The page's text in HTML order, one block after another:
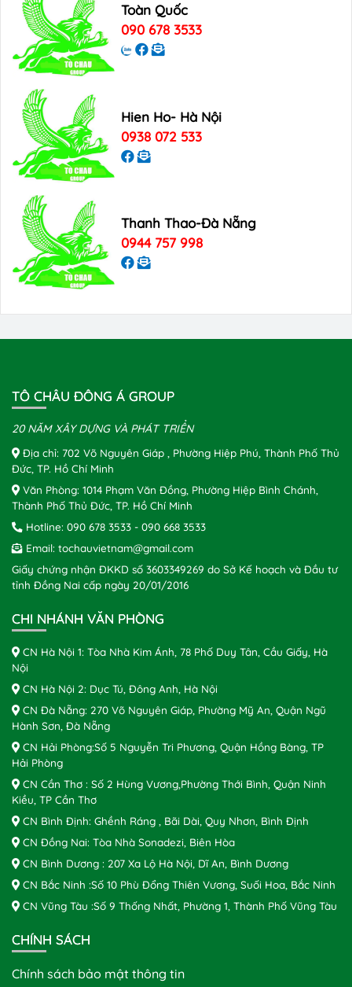
Toàn Quốc
090 678 3533
Hien Ho- Hà Nội
0938 072 533
Thanh Thao-Đà Nẵng
0944 757 998
TÔ CHÂU ĐÔNG Á GROUP
20 NĂM XÂY DỰNG VÀ PHÁT TRIỂN
Địa chỉ: 702 Võ Nguyên Giáp , Phường Hiệp Phú, Thành Phố Thủ
Đức, TP. Hồ Chí Minh
Văn Phòng: 1014 Phạm Văn Đồng, Phường Hiệp Bình Chánh,
Thành Phố Thủ Đức, TP. Hồ Chí Minh
Hotline: 090 678 3533 - 090 668 3533
Email: tochauvietnam@gmail.com
Giấy chứng nhận ĐKKD số 3603349269 do Sở Kế hoạch và Đầu tư
tỉnh Đồng Nai cấp ngày 20/01/2016
CHI NHÁNH VĂN PHÒNG
CN Hà Nội 1: Tòa Nhà Kim Ánh, 78 Phố Duy Tân, Cầu Giấy, Hà
Nội
CN Hà Nội 2: Dục Tú, Đông Anh, Hà Nội
CN Đà Nẵng: 270 Võ Nguyên Giáp, Phường Mỹ An, Quận Ngũ
Hành Sơn, Đà Nẵng
CN Hải Phòng:Số 5 Nguyễn Tri Phương, Quận Hồng Bàng, TP
Hải Phòng
CN Cần Thơ : Số 2 Hùng Vương,Phường Thới Bình, Quận Ninh
Kiều, TP Cần Thơ
CN Bình Định: Ghềnh Ráng , Bãi Dài, Quy Nhơn, Bình Định
CN Đồng Nai: Tòa Nhà Sonadezi, Biên Hòa
CN Bình Dương : 207 Xa Lộ Hà Nội, Dĩ An, Bình Dương
CN Bắc Ninh :Số 10 Phù Đổng Thiên Vương, Suối Hoa, Bắc Ninh
CN Vũng Tàu :Số 9 Thống Nhất, Phường 1, Thành Phố Vũng Tàu
CHÍNH SÁCH
Chính sách bảo mật thông tin